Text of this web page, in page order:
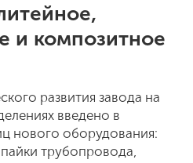
и композитное
развития завода на
введено в
нового оборудования:
трубопровода,